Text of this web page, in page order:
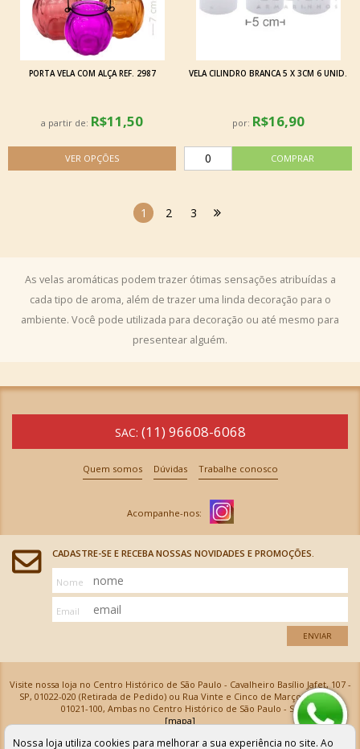
PORTA VELA COM ALÇA REF. 2987
a partir de: R$11,50
VELA CILINDRO BRANCA 5 X 3CM 6 UNID.
por: R$16,90
1 2 3
As velas aromáticas podem trazer ótimas sensações atribuídas a
cada tipo de aroma, além de trazer uma linda decoração para o
ambiente. Você pode utilizada para decoração ou até mesmo para
presentear alguém.
SAC: (11) 96608-6068
Quem somos Dúvidas Trabalhe conosco
CADASTRE-SE E RECEBA NOSSAS NOVIDADES E PROMOÇÕES.
Nome
Email
ENVIAR
Visite nossa loja no Centro Histórico de São Paulo - Cavalheiro Basílio Jafet, 107 -
SP, 01022-020 (Retirada de Pedido) ou Rua Vinte e Cinco de Março, 576 - SP,
01021-100, Ambas no Centro Histórico de São Paulo - SP
[mapa]
Armarinhos Santa Cecília Ltda | CNPJ: 61.069.639/0001-18
Nossa loja utiliza cookies para melhorar a sua experiência no site. Ao